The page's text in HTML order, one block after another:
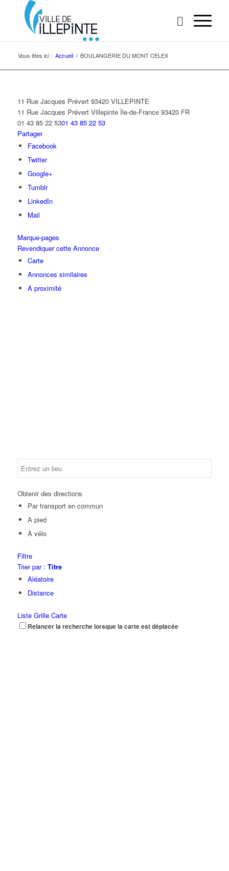
Vous êtes ici : Accueil / BOULANGERIE DU MONT CELEX
11 Rue Jacques Prévert 93420 VILLEPINTE
11 Rue Jacques Prévert Villepinte Île-de-France 93420 FR
01 43 85 22 5301 43 85 22 53
Partager
Facebook
Twitter
Google+
Tumblr
LinkedIn
Mail
Marque-pages
Revendiquer cette Annonce
Carte
Annonces similaires
A proximité
Obtenir des directions
Par transport en commun
A pied
À vélo
Filtre
Trier par : Titre
Aléatoire
Distance
Liste Grille Carte
Relancer la recherche lorsque la carte est déplacée